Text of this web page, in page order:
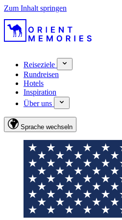
Zum Inhalt springen
Reiseziele
Rundreisen
Hotels
Inspiration
Über uns
Sprache wechseln